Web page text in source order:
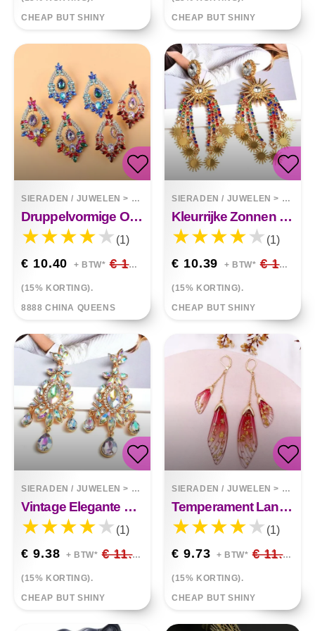
CHEAP BUT SHINY
CHEAP BUT SHINY
SIERADEN / JUWELEN > OORBELLEN
Druppelvormige Oorbellen Mode
(1)
€ 10.40 + BTW* € 12.24
(15% KORTING).
8888 CHINA QUEENS
SIERADEN / JUWELEN >
Kleurrijke Zonnen Kristallen Kwast Hanger Oorbellen
(1)
€ 10.39 + BTW* € 12.22
(15% KORTING).
CHEAP BUT SHINY
SIERADEN / JUWELEN > OORBELLEN
Vintage Elegante Druppelvormige Oorbellen Luxe Kristal Hangstijl
(1)
€ 9.38 + BTW* € 11.03
(15% KORTING).
CHEAP BUT SHINY
SIERADEN / JUWELEN >
Temperament Lange Vlinder Kristallen Oorbellen
(1)
€ 9.73 + BTW* € 11.45
(15% KORTING).
CHEAP BUT SHINY